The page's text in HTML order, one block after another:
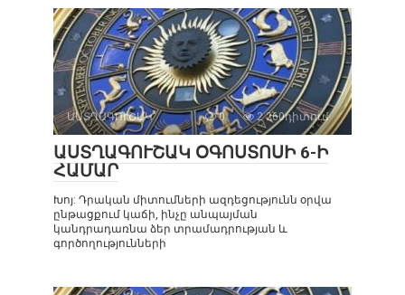
ԱՍՏՂԱԳՈՒՇԱԿ 0 2 260դիտում
ԱՍՏՂԱԳՈՒՇԱԿ ՕԳՈՍՏՈՍԻ 6-Ի
ՀԱՄԱՐ
Խոյ: Դրական միտումների ազդեցությունն օրվա
ընթացքում կաճի, ինչը անպայման
կանդրադառնա ձեր տրամադրության և
գործողությունների